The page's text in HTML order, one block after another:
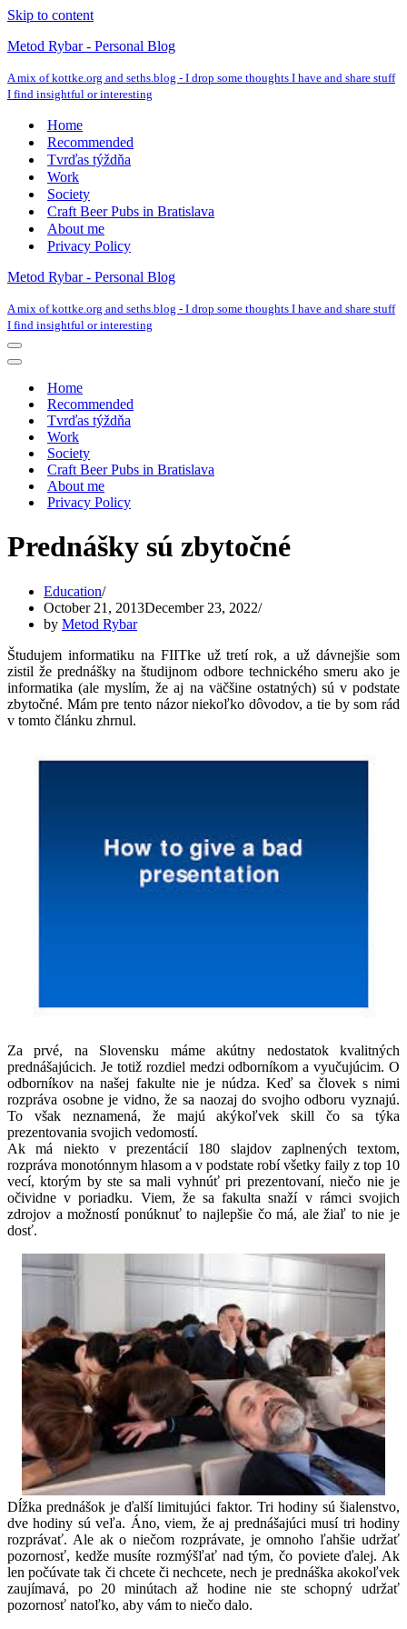
Skip to content
Metod Rybar - Personal Blog
A mix of kottke.org and seths.blog - I drop some thoughts I have and share stuff
I find insightful or interesting
Home
Recommended
Tvrďas týždňa
Work
Society
Craft Beer Pubs in Bratislava
About me
Privacy Policy
Metod Rybar - Personal Blog
A mix of kottke.org and seths.blog - I drop some thoughts I have and share stuff
I find insightful or interesting
Navigation
Menu
Navigation
Home
Recommended
Tvrďas týždňa
Work
Society
Craft Beer Pubs in Bratislava
About me
Privacy Policy
Prednášky sú zbytočné
Education
October 21, 2013December 23, 2022
by Metod Rybar
Študujem informatiku na FIITke už tretí rok, a už dávnejšie som
zistil že prednášky na študijnom odbore technického smeru ako je
informatika (ale myslím, že aj na väčšine ostatných) sú v podstate
zbytočné. Mám pre tento názor niekoľko dôvodov, a tie by som rád
v tomto článku zhrnul.
Za prvé, na Slovensku máme akútny nedostatok kvalitných
prednášajúcich. Je totiž rozdiel medzi odborníkom a vyučujúcim. O
odborníkov na našej fakulte nie je núdza. Keď sa človek s nimi
rozpráva osobne je vidno, že sa naozaj do svojho odboru vyznajú.
To však neznamená, že majú akýkoľvek skill čo sa týka
prezentovania svojich vedomostí.
Ak má niekto v prezentácií 180 slajdov zaplnených textom,
rozpráva monotónnym hlasom a v podstate robí všetky faily z top 10
vecí, ktorým by ste sa mali vyhnúť pri prezentovaní, niečo nie je
očividne v poriadku. Viem, že sa fakulta snaží v rámci svojich
zdrojov a možností ponúknuť to najlepšie čo má, ale žiaľ to nie je
dosť.
Dĺžka prednášok je ďalší limitujúci faktor. Tri hodiny sú šialenstvo,
dve hodiny sú veľa. Áno, viem, že aj prednášajúci musí tri hodiny
rozprávať. Ale ak o niečom rozprávate, je omnoho ľahšie udržať
pozornosť, kedže musíte rozmýšľať nad tým, čo poviete ďalej. Ak
len počúvate tak či chcete či nechcete, nech je prednáška akokoľvek
zaujímavá, po 20 minútach až hodine nie ste schopný udržať
pozornosť natoľko, aby vám to niečo dalo.